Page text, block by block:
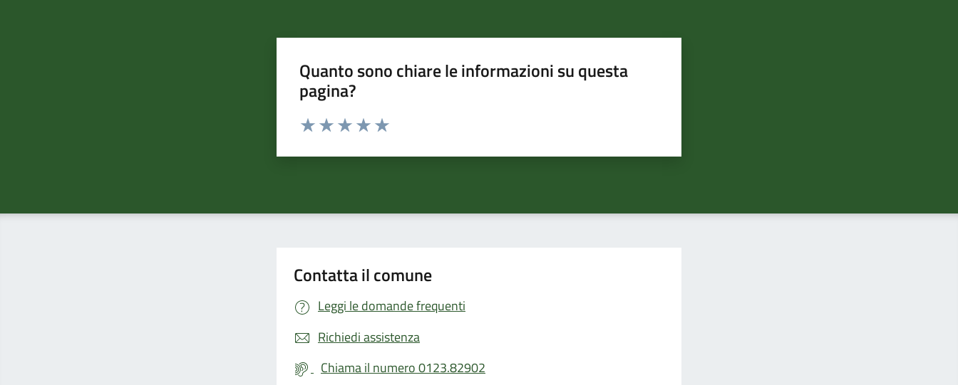
Quanto sono chiare le informazioni su questa
pagina?
Valuta da 1 a 5 stelle la pagina
Contatta il comune
Leggi le domande frequenti
Richiedi assistenza
Chiama il numero 0123.82902